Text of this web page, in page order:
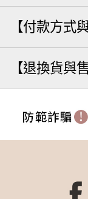
555
筆刷
分裝
小
系列全套組
米
569
LSY林三
新手
【付款方式
【退換貨與